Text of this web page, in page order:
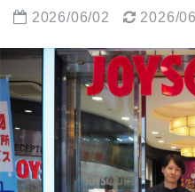
2026/06/02 2026/